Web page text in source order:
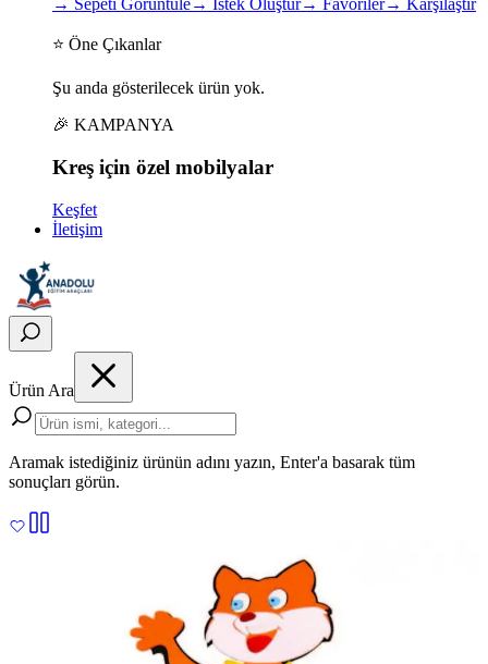
→ Sepeti Görüntüle→ İstek Oluştur→ Favoriler→ Karşılaştır
⭐ Öne Çıkanlar
Şu anda gösterilecek ürün yok.
🎉 KAMPANYA
Kreş için özel mobilyalar
Keşfet
İletişim
Ürün Ara
Aramak istediğiniz ürünün adını yazın, Enter'a basarak tüm
sonuçları görün.